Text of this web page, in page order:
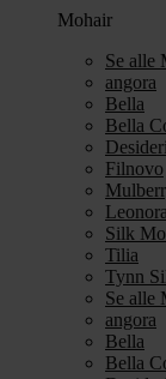
Mohair
Se alle
angora
Bella
Bella
Filnovo
Leonora
Silk
Tilia
Tynn
Se alle
angora
Bella
Bella